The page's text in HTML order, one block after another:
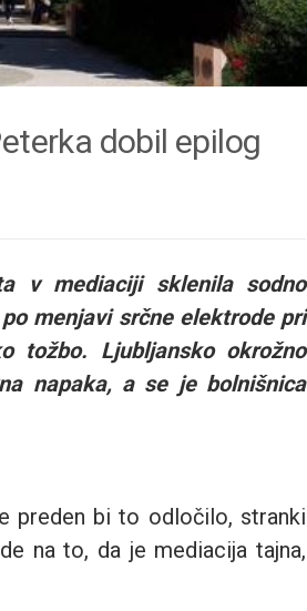
dobil epilog
v mediaciji sklenila sodno
menjavi srčne elektrode pri
tožbo. Ljubljansko okrožno
napaka, a se je bolnišnica
preden bi to odločilo, stranki
na to, da je mediacija tajna,